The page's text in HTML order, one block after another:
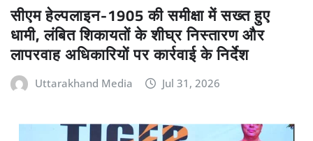
सीएम हेल्पलाइन-1905 की समीक्षा में सख्त हुए
धामी, लंबित शिकायतों के शीघ्र निस्तारण और
लापरवाह अधिकारियों पर कार्रवाई के निर्देश
Uttarakhand Media Jul 31, 2026